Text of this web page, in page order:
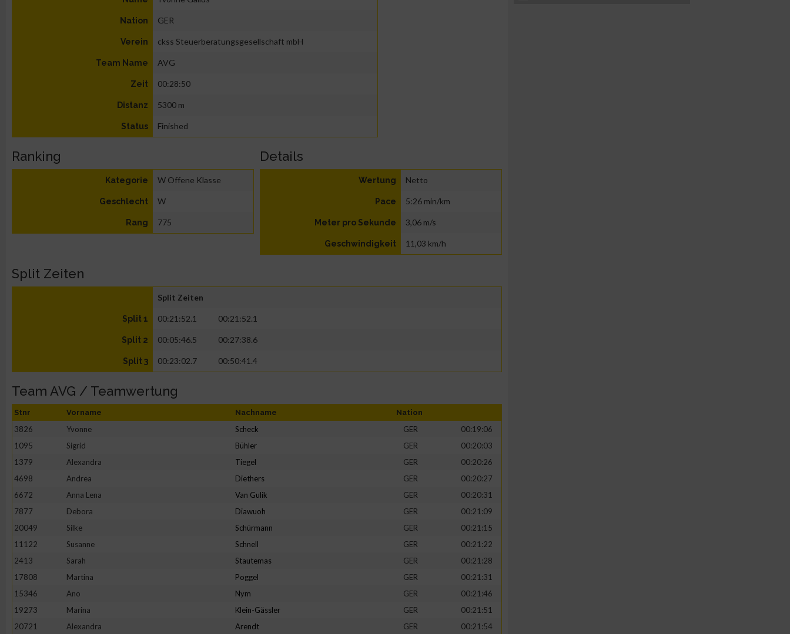
Nation GER
Verein ckss Steuerberatungsgesellschaft mbH
Team Name AVG
Zeit 00:28:50
Distanz 5300 m
Status Finished
Ranking
Kategorie W Offene Klasse
Geschlecht W
Rang 775
Details
Wertung Netto
Pace 5:26 min/km
Meter pro Sekunde 3,06 m/s
Geschwindigkeit 11,03 km/h
Split Zeiten
Split Zeiten
Split 1 00:21:52.1 00:21:52.1
Split 2 00:05:46.5 00:27:38.6
Split 3 00:23:02.7 00:50:41.4
Team AVG / Teamwertung
Stnr Vorname Nachname Nation
3826 Yvonne Scheck GER
00:19:06
1095
Sigrid Bühler GER
00:20:03
1379
Alexandra Tiegel GER
00:20:26
4698
Andrea Diethers GER
00:20:27
6672
Anna Lena Van Gulik GER
00:20:31
7877
Debora Diawuoh GER
00:21:09
20049
Silke Schürmann GER
00:21:15
11122
Susanne Schnell GER
00:21:22
2413
Sarah Stautemas GER
00:21:28
17808
Martina Poggel GER
00:21:31
15346
Ano Nym GER
00:21:46
19273
Marina Klein-Gässler GER
00:21:51
20721
Alexandra Arendt GER
00:21:54